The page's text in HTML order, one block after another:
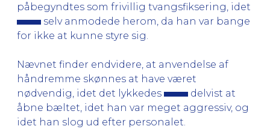
påbegyndtes som frivillig tvangsfiksering, idet
selv anmodede herom, da han var bange
for ikke at kunne styre sig.
Nævnet finder endvidere, at anvendelse af
håndremme skønnes at have været
nødvendig, idet det lykkedes
delvist at
åbne bæltet, idet han var meget aggressiv, og
idet han slog ud efter personalet.